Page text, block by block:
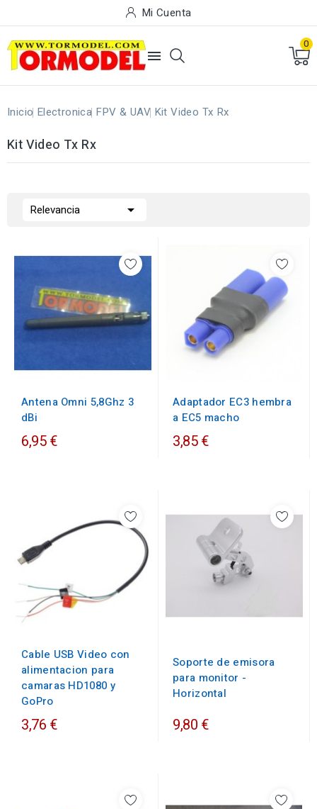
Mi Cuenta

0
Inicio Electronica FPV & UAV Kit Video Tx Rx
Kit Video Tx Rx
Relevancia 
Antena Omni 5,8Ghz 3
dBi
6,95 €
Adaptador EC3 hembra
a EC5 macho
3,85 €
Cable USB Video con
alimentacion para
camaras HD1080 y
GoPro
3,76 €
Soporte de emisora
para monitor -
Horizontal
9,80 €